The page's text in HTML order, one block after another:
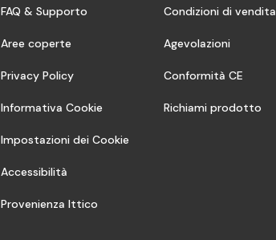
FAQ & Supporto
Aree coperte
Privacy Policy
Informativa Cookie
Impostazioni dei Cookie
Accessibilità
Provenienza Ittico
Condizioni di vendita
Agevolazioni
Conformità CE
Richiami prodotto